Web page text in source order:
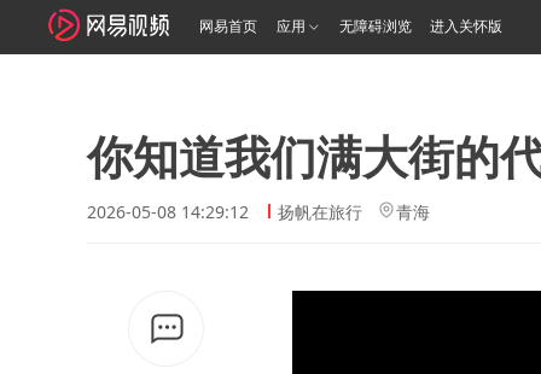
网易首页 应用 无障碍浏览 进入关怀版
你知道我们满大街的
2026-05-08 14:29:12 扬帆在旅行 青海